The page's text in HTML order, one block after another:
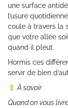
une surface
l’usure
coule à travers la
que votre allée
quand il pleut.
Hormis ces
servir de bien
À savoir
Quand on vous